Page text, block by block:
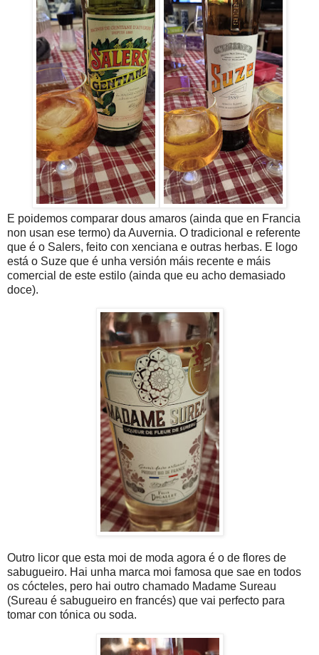
E poidemos comparar dous amaros (ainda que en Francia
non usan ese termo) da Auvernia. O tradicional e referente
que é o Salers, feito con xenciana e outras herbas. E logo
está o Suze que é unha versión máis recente e máis
comercial de este estilo (ainda que eu acho demasiado
doce).
Outro licor que esta moi de moda agora é o de flores de
sabugueiro. Hai unha marca moi famosa que sae en todos
os cócteles, pero hai outro chamado Madame Sureau
(Sureau é sabugueiro en francés) que vai perfecto para
tomar con tónica ou soda.